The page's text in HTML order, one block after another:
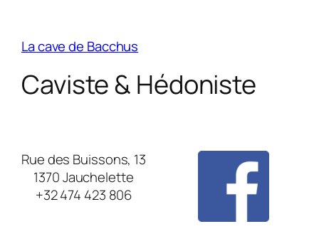
La cave de Bacchus
Caviste & Hédoniste
Rue des Buissons, 13
1370 Jauchelette
+32 474 423 806